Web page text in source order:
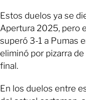
Estos duelos ya se
Apertura 2025, pero
superó 3-1 a Pumas
eliminó por pizarra
final.
En los duelos entre